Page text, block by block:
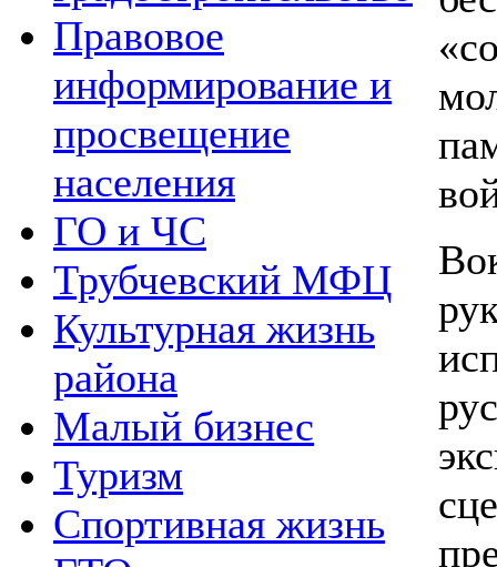
Правовое
информирование и
просвещение
населения
ГО и ЧС
Трубчевский МФЦ
Культурная жизнь
района
Малый бизнес
Туризм
Спортивная жизнь